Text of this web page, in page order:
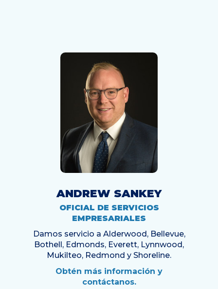
ANDREW SANKEY
OFICIAL DE SERVICIOS
EMPRESARIALES
Damos servicio a Alderwood, Bellevue,
Bothell, Edmonds, Everett, Lynnwood,
Mukilteo, Redmond y Shoreline.
Obtén más información y
contáctanos.